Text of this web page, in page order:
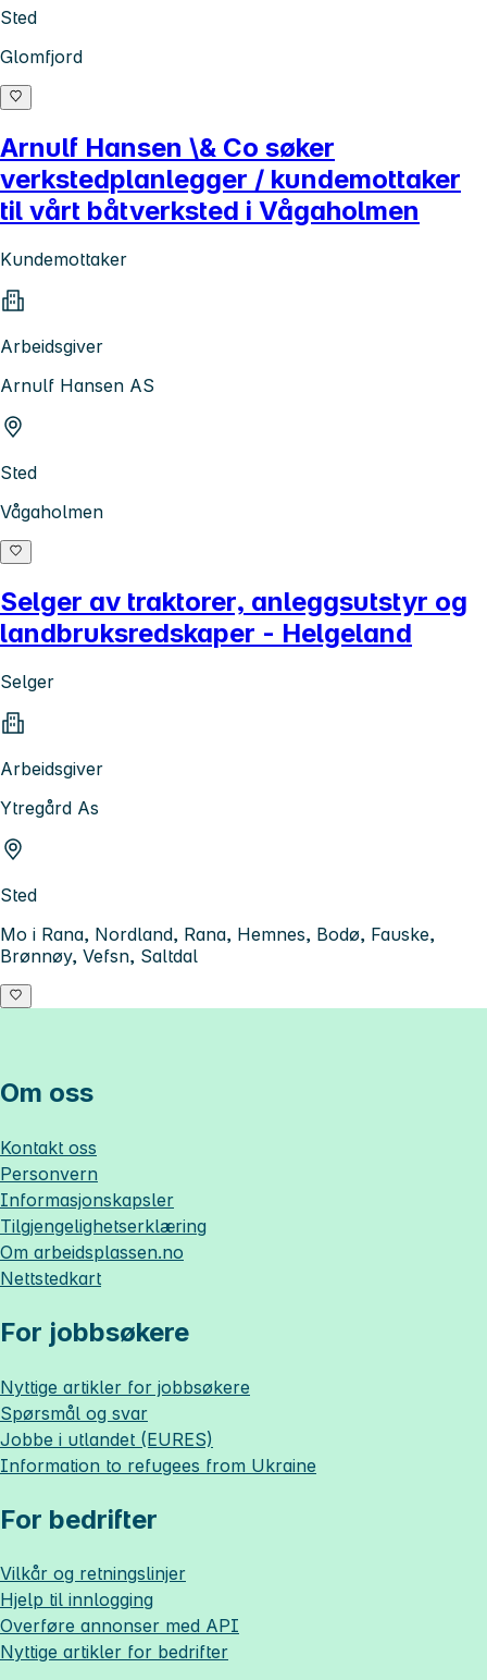
Sted
Glomfjord
Arnulf Hansen \& Co søker
verkstedplanlegger / kundemottaker
til vårt båtverksted i Vågaholmen
Kundemottaker
Arbeidsgiver
Arnulf Hansen AS
Sted
Vågaholmen
Selger av traktorer, anleggsutstyr og
landbruksredskaper - Helgeland
Selger
Arbeidsgiver
Ytregård As
Sted
Mo i Rana, Nordland, Rana, Hemnes, Bodø, Fauske,
Brønnøy, Vefsn, Saltdal
Om oss
Kontakt oss
Personvern
Informasjonskapsler
Tilgjengelighetserklæring
Om arbeidsplassen.no
Nettstedkart
For jobbsøkere
Nyttige artikler for jobbsøkere
Spørsmål og svar
Jobbe i utlandet (EURES)
Information to refugees from Ukraine
For bedrifter
Vilkår og retningslinjer
Hjelp til innlogging
Overføre annonser med API
Nyttige artikler for bedrifter